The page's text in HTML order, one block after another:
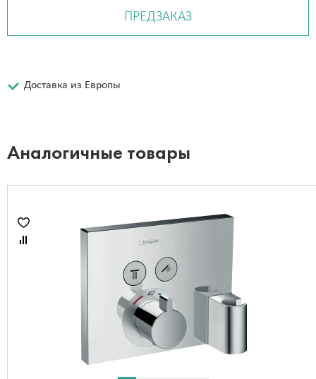
ПРЕДЗАКАЗ
Доставка из Европы
Аналогичные товары